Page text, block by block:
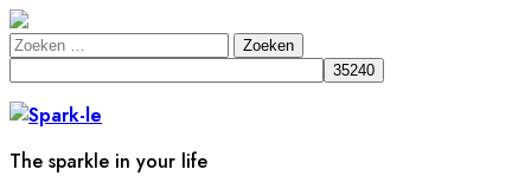
Doorgaan
naar
inhoud
Zoeken
naar:
The sparkle in your life